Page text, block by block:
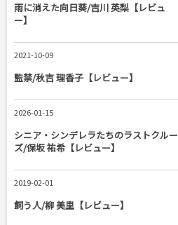
雨に消えた向日葵/吉川 英梨【レビュ
ー】
2021-10-09
監禁/秋吉 理香子【レビュー】
2026-01-15
シニア・シンデレラたちのラストクルー
ズ/保坂 祐希【レビュー】
2019-02-01
飼う人/柳 美里【レビュー】